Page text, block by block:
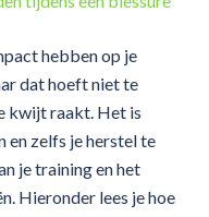
hebben op je
dat hoeft niet te
kwijt raakt. Het is
en zelfs je herstel te
je training en het
Hieronder lees je hoe